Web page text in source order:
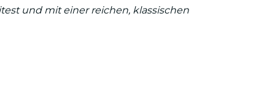
und mit einer reichen, klassischen